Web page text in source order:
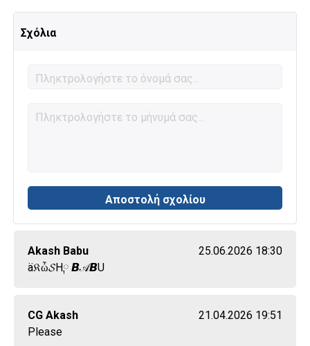
Σχόλια
Akash Babu
25.06.2026 18:30
ä𝔎ὦ𝓢H༙ 𝘽𝒜𝘽U҉
CG Akash
21.04.2026 19:51
Please